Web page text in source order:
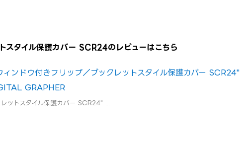
スタイル保護カバー SCR24のレビューはこちら
ンドウ付きフリップ／ブックレットスタイル保護カバー SCR24"
GRAPHER
ットスタイル保護カバー SCR24" ...